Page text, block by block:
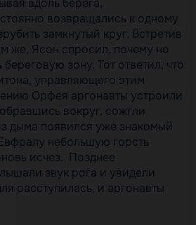
вдоль берега,
возвращались к одному
замкнутый круг. Встретив
же, Ясон спросил, почему не
береговую зону. Тот ответил, что
управляющего этим
Орфея аргонавты устроили
вокруг, сожгли
дыма появился уже знакомый
небольшую горсть
исчез. Позднее
звук рога и увидели
расступилась, и аргонавты